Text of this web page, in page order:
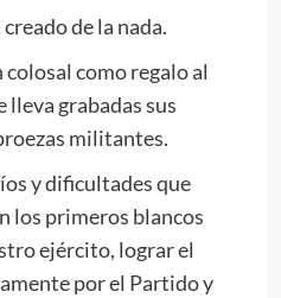
de la nada.
como regalo al
lleva grabadas sus
militantes.
y dificultades que
los primeros blancos
ejército, lograr el
por el Partido y